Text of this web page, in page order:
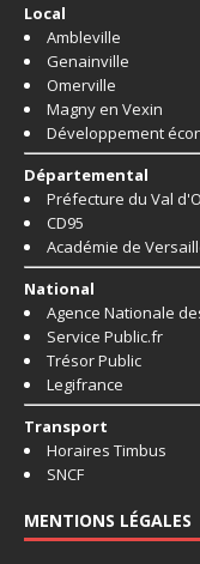
Local
Ambleville
Genainville
Omerville
Magny en Vexin
Développement
Départemental
Préfecture du Val
CD95
Académie de
National
Agence Nationale
Service Public.fr
Trésor Public
Legifrance
Transport
Horaires Timbus
SNCF
MENTIONS LÉGALES